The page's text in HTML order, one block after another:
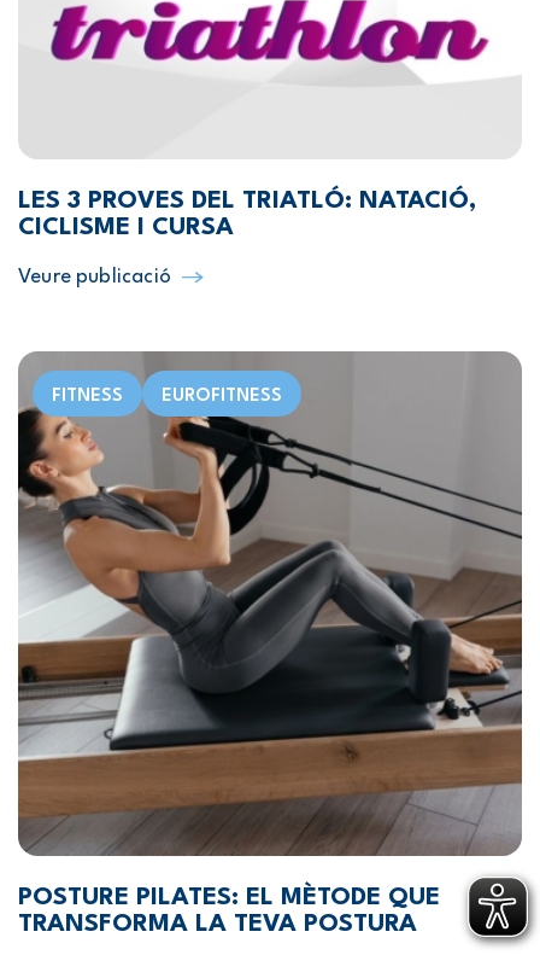
LES 3 PROVES DEL TRIATLÓ: NATACIÓ,
CICLISME I CURSA
Veure publicació
FITNESS EUROFITNESS
POSTURE PILATES: EL MÈTODE QUE
TRANSFORMA LA TEVA POSTURA